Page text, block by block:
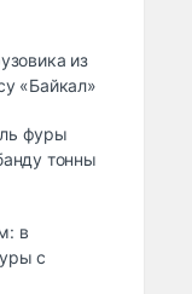
из
«Байкал»
фуры
тонны
в
с